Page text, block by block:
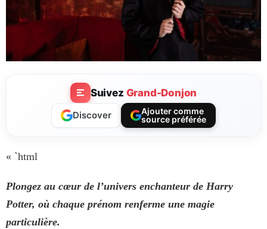
Suivez Grand-Donjon
Discover
Ajouter comme
source préférée
« `html
Plongez au cœur de l’univers enchanteur de Harry
Potter, où chaque prénom renferme une magie
particulière.